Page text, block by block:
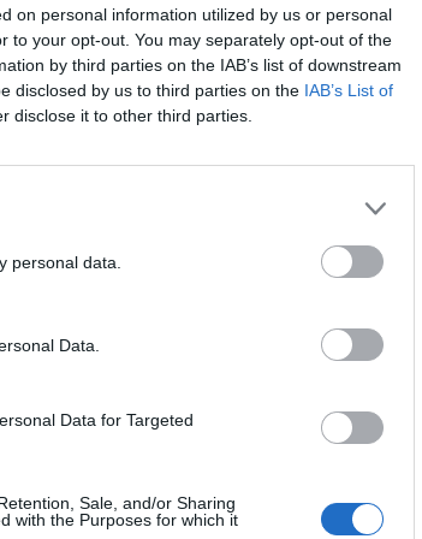
on personal information utilized by us or personal
to your opt-out. You may separately opt-out of the
by third parties on the IAB’s list of downstream
disclosed by us to third parties on the IAB’s List of
disclose it to other third parties.
personal data.
Data.
Data for Targeted
Sale, and/or Sharing
with the Purposes for which it
w Google
Pigułce
Pigułce